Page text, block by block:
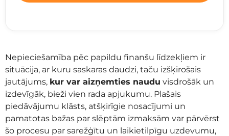
Nepieciešamība pēc papildu finanšu līdzekļiem ir
situācija, ar kuru saskaras daudzi, taču izšķirošais
jautājums, kur var aizņemties naudu visdrošāk un
izdevīgāk, bieži vien rada apjukumu. Plašais
piedāvājumu klāsts, atšķirīgie nosacījumi un
pamatotas bažas par slēptām izmaksām var pārvērst
šo procesu par sarežģītu un laikietilpīgu uzdevumu,